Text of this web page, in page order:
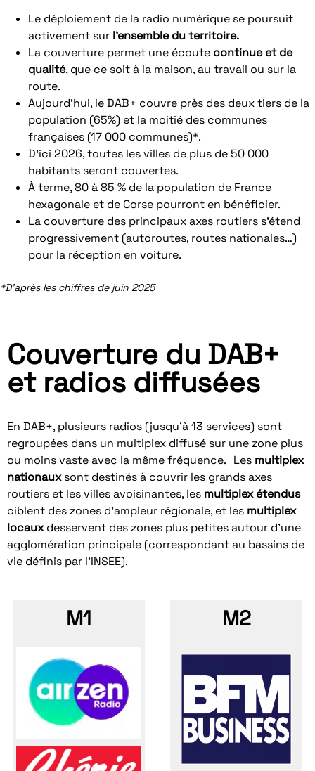
Le déploiement de la radio numérique se poursuit
activement sur l’ensemble du territoire.
La couverture permet une écoute continue et de
qualité, que ce soit à la maison, au travail ou sur la
route.
Aujourd’hui, le DAB+ couvre près des deux tiers de la
population (65%) et la moitié des communes
françaises (17 000 communes)*.
D’ici 2026, toutes les villes de plus de 50 000
habitants seront couvertes.
À terme, 80 à 85 % de la population de France
hexagonale et de Corse pourront en bénéficier.
La couverture des principaux axes routiers s’étend
progressivement (autoroutes, routes nationales…)
pour la réception en voiture.
*D’après les chiffres de juin 2025
Couverture du DAB+
et radios diffusées
En DAB+, plusieurs radios (jusqu’à 13 services) sont
regroupées dans un multiplex diffusé sur une zone plus
ou moins vaste avec la même fréquence. Les multiplex
nationauxsont destinés à couvrir les grands axes
routiers et les villes avoisinantes, les multiplex étendus
ciblent des zones d’ampleur régionale, et les multiplex
locauxdesservent des zones plus petites autour d’une
agglomération principale (correspondant au bassins de
vie définis par l’INSEE).
M1 M2